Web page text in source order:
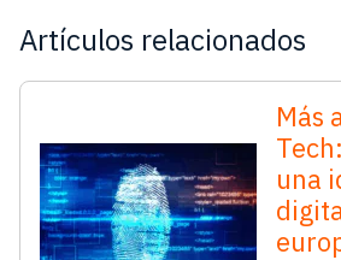
Artículos relacionados
Más
una